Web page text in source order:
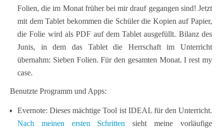
Folien, die im Monat früher bei mir drauf gegangen sind! Jetzt
mit dem Tablet bekommen die Schüler die Kopien auf Papier,
die Folie wird als PDF auf dem Tablet ausgefüllt. Bilanz des
Junis, in dem das Tablet die Herrschaft im Unterricht
übernahm: Sieben Folien. Für den gesamten Monat. I rest my
case.
Benutzte Programm und Apps:
Evernote: Dieses mächtige Tool ist IDEAL für den Unterricht.
Nach meinen ersten Schrittensieht meine vorläufige